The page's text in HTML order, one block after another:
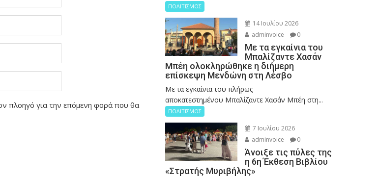
πλοηγό για την επόμενη φορά που θα
ΠΟΛΙΤΙΣΜΟΣ
14 Ιουλίου 2026
adminvoice
0
Με τα εγκαίνια του
Μπαλίζαντε Χασάν
Μπέη ολοκληρώθηκε η διήμερη
επίσκεψη Μενδώνη στη Λέσβο
Με τα εγκαίνια του πλήρως
αποκατεστημένου Μπαλίζαντε Χασάν Μπέη στη...
ΠΟΛΙΤΙΣΜΟΣ
7 Ιουλίου 2026
adminvoice
0
Άνοιξε τις πύλες της
η 6η Έκθεση Βιβλίου
«Στρατής Μυριβήλης»